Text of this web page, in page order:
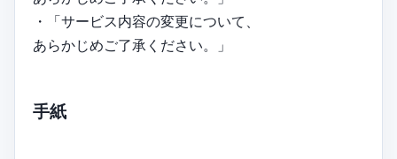
・「サービス内容の変更について、
あらかじめご了承ください。」
手紙